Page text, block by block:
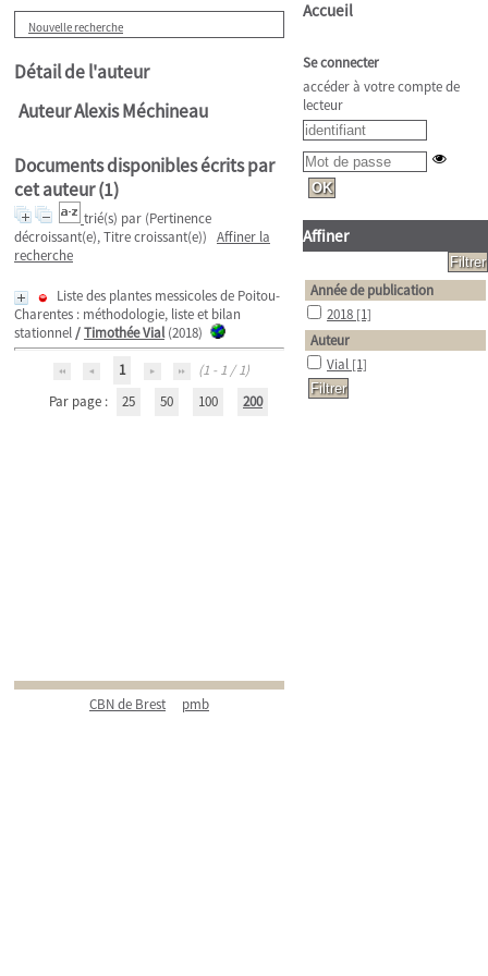
Nouvelle recherche
Détail de l'auteur
Auteur Alexis Méchineau
Documents disponibles écrits par
cet auteur (1)
trié(s) par (Pertinence
décroissant(e), Titre croissant(e)) Affiner la
recherche
Liste des plantes messicoles de Poitou-
Charentes : méthodologie, liste et bilan
stationnel/Timothée Vial(2018)
1
(1 - 1 / 1)
Par page :
25 50 100 200
CBN de Brest pmb
Accueil
Se connecter
accéder à votre compte de
lecteur
Affiner
Année de publication
2018 [1]
Auteur
Vial [1]